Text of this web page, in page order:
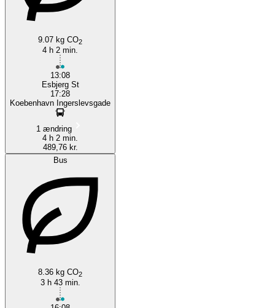
9.07 kg CO2
4 h 2 min.
13:08
Esbjerg St
17:28
Koebenhavn Ingerslevsgade
1 ændring
4 h 2 min.
489,76 kr.
Bus
8.36 kg CO2
3 h 43 min.